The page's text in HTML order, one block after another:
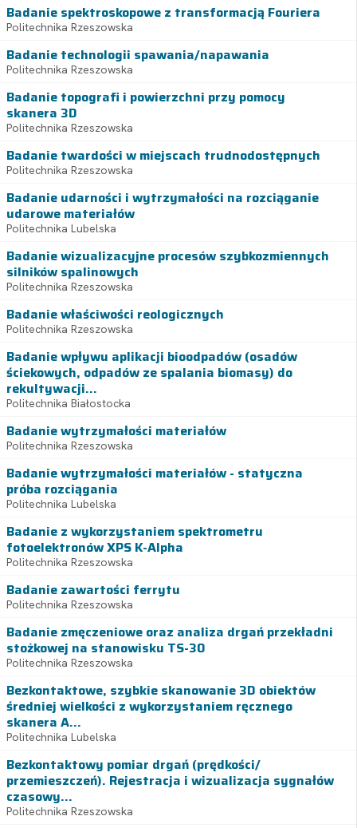
Badanie spektroskopowe z transformacją Fouriera
Politechnika Rzeszowska
Badanie technologii spawania/napawania
Politechnika Rzeszowska
Badanie topografi i powierzchni przy pomocy
skanera 3D
Politechnika Rzeszowska
Badanie twardości w miejscach trudnodostępnych
Politechnika Rzeszowska
Badanie udarności i wytrzymałości na rozciąganie
udarowe materiałów
Politechnika Lubelska
Badanie wizualizacyjne procesów szybkozmiennych
silników spalinowych
Politechnika Rzeszowska
Badanie właściwości reologicznych
Politechnika Rzeszowska
Badanie wpływu aplikacji bioodpadów (osadów
ściekowych, odpadów ze spalania biomasy) do
rekultywacji...
Politechnika Białostocka
Badanie wytrzymałości materiałów
Politechnika Rzeszowska
Badanie wytrzymałości materiałów - statyczna
próba rozciągania
Politechnika Lubelska
Badanie z wykorzystaniem spektrometru
fotoelektronów XPS K-Alpha
Politechnika Rzeszowska
Badanie zawartości ferrytu
Politechnika Rzeszowska
Badanie zmęczeniowe oraz analiza drgań przekładni
stożkowej na stanowisku TS-30
Politechnika Rzeszowska
Bezkontaktowe, szybkie skanowanie 3D obiektów
średniej wielkości z wykorzystaniem ręcznego
skanera A...
Politechnika Lubelska
Bezkontaktowy pomiar drgań (prędkości/
przemieszczeń). Rejestracja i wizualizacja sygnałów
czasowy...
Politechnika Rzeszowska